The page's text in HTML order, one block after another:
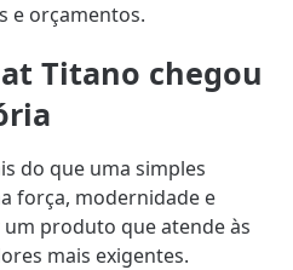
e orçamentos.
Titano chegou
do que uma simples
força, modernidade e
produto que atende às
mais exigentes.